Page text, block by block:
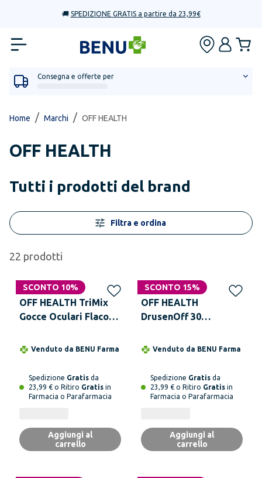
🚚 SPEDIZIONE GRATIS a partire da 23,99€
Consegna e offerte per
Home / Marchi / OFF HEALTH
OFF HEALTH
Tutti i prodotti del brand
Filtra e ordina
22 prodotti
SCONTO 10%
OFF HEALTH TriMix
Gocce Oculari Flacone
Venduto da BENU Farma
Spedizione Gratis da
23,99 € o Ritiro Gratis in
Farmacia o Parafarmacia
Aggiungi al
carrello
SCONTO 15%
OFF HEALTH
DrusenOff 30
Venduto da BENU Farma
Spedizione Gratis da
23,99 € o Ritiro Gratis in
Farmacia o Parafarmacia
Aggiungi al
carrello